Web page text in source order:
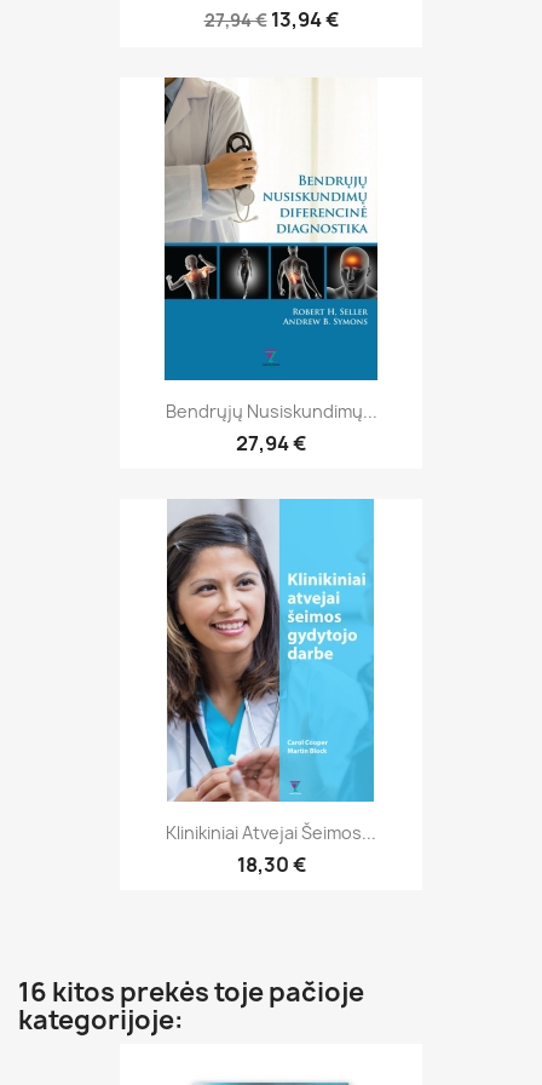
27,94 € 13,94 €
Bendrųjų Nusiskundimų...
27,94 €
Klinikiniai Atvejai Šeimos...
18,30 €
16 kitos prekės toje pačioje
kategorijoje: